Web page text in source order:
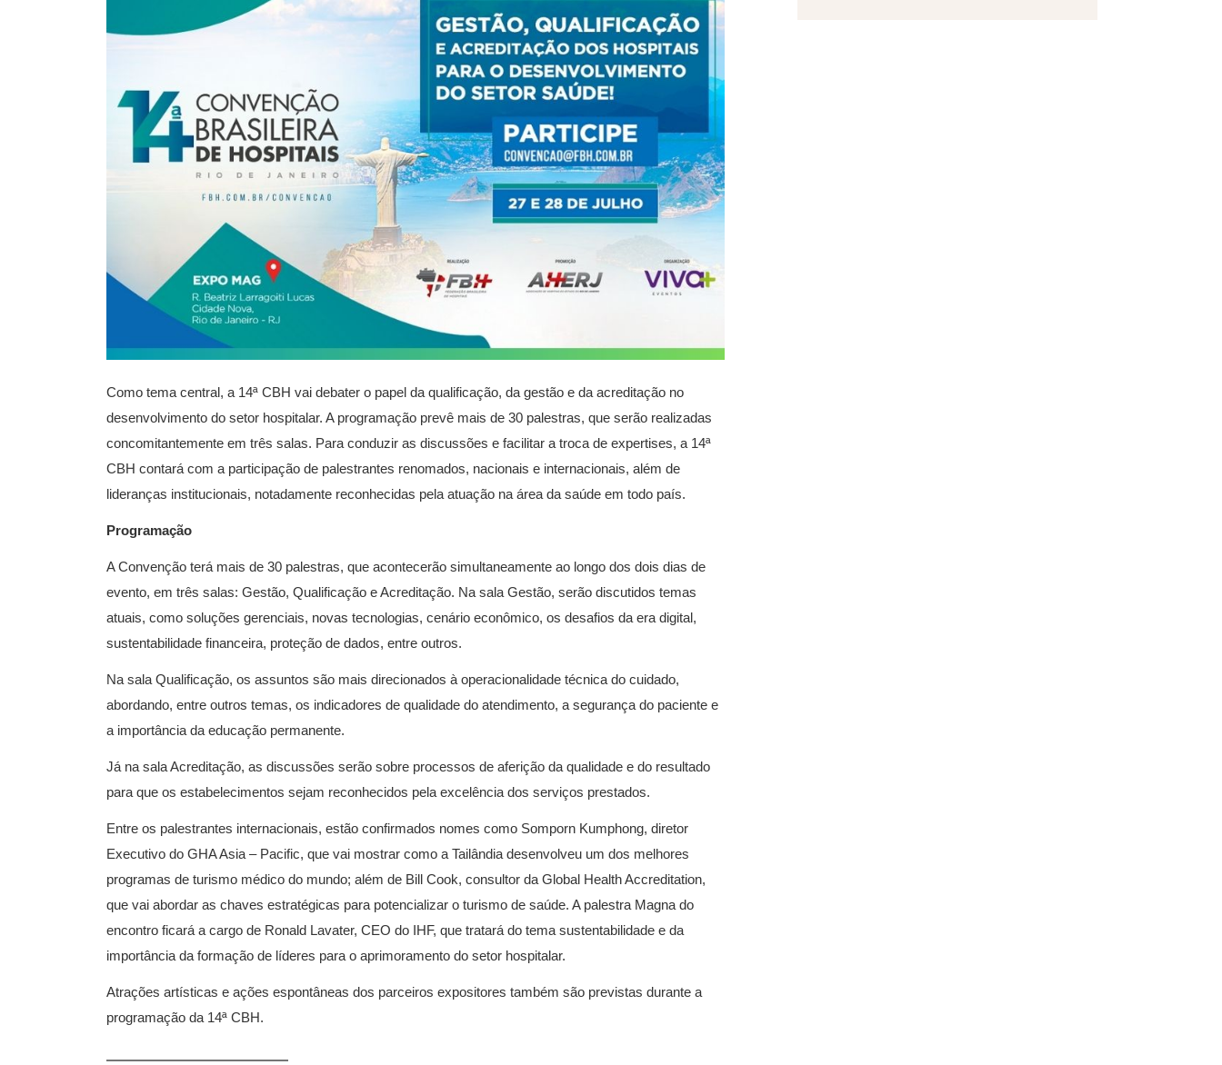
Como tema central, a 14ª CBH vai debater o papel da qualificação, da gestão e da acreditação no
desenvolvimento do setor hospitalar. A programação prevê mais de 30 palestras, que serão realizadas
concomitantemente em três salas. Para conduzir as discussões e facilitar a troca de expertises, a 14ª
CBH contará com a participação de palestrantes renomados, nacionais e internacionais, além de
lideranças institucionais, notadamente reconhecidas pela atuação na área da saúde em todo país.
Programação
A Convenção terá mais de 30 palestras, que acontecerão simultaneamente ao longo dos dois dias de
evento, em três salas: Gestão, Qualificação e Acreditação. Na sala Gestão, serão discutidos temas
atuais, como soluções gerenciais, novas tecnologias, cenário econômico, os desafios da era digital,
sustentabilidade financeira, proteção de dados, entre outros.
Na sala Qualificação, os assuntos são mais direcionados à operacionalidade técnica do cuidado,
abordando, entre outros temas, os indicadores de qualidade do atendimento, a segurança do paciente e
a importância da educação permanente.
Já na sala Acreditação, as discussões serão sobre processos de aferição da qualidade e do resultado
para que os estabelecimentos sejam reconhecidos pela excelência dos serviços prestados.
Entre os palestrantes internacionais, estão confirmados nomes como Somporn Kumphong, diretor
Executivo do GHA Asia – Pacific, que vai mostrar como a Tailândia desenvolveu um dos melhores
programas de turismo médico do mundo; além de Bill Cook, consultor da Global Health Accreditation,
que vai abordar as chaves estratégicas para potencializar o turismo de saúde. A palestra Magna do
encontro ficará a cargo de Ronald Lavater, CEO do IHF, que tratará do tema sustentabilidade e da
importância da formação de líderes para o aprimoramento do setor hospitalar.
Atrações artísticas e ações espontâneas dos parceiros expositores também são previstas durante a
programação da 14ª CBH.